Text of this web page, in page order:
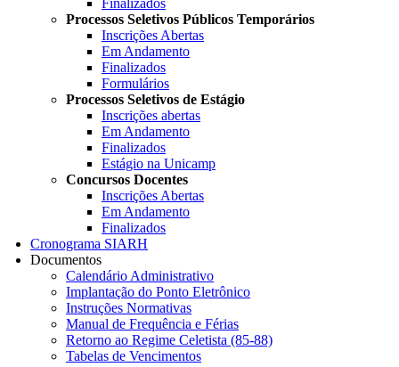
Finalizados
Processos Seletivos Públicos Temporários
Inscrições Abertas
Em Andamento
Finalizados
Formulários
Processos Seletivos de Estágio
Inscrições abertas
Em Andamento
Finalizados
Estágio na Unicamp
Concursos Docentes
Inscrições Abertas
Em Andamento
Finalizados
Cronograma SIARH
Documentos
Calendário Administrativo
Implantação do Ponto Eletrônico
Instruções Normativas
Manual de Frequência e Férias
Retorno ao Regime Celetista (85-88)
Tabelas de Vencimentos